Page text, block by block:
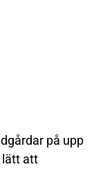
på upp
lätt att